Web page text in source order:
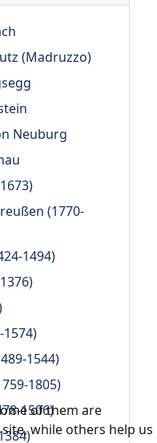
(Madruzzo)
Neuburg
(1770-
1494)
1544)
1805)
1506)
of them are
while others help us